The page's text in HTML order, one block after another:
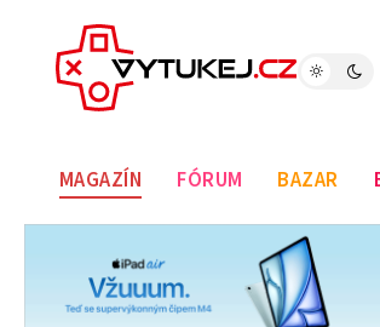
MAGAZÍN FÓRUM BAZAR